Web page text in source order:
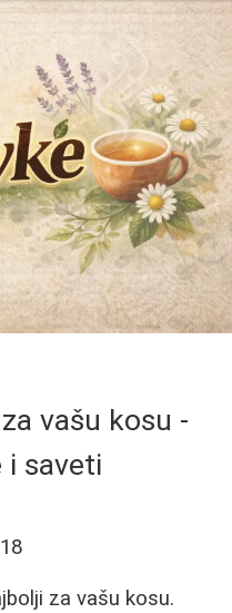
vašu kosu -
i saveti
za vašu kosu.